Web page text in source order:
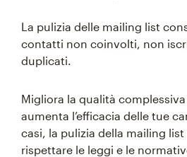
La pulizia delle mailing list
contatti non coinvolti, non
duplicati.
Migliora la qualità
aumenta l’efficacia delle tue
casi, la pulizia della mailing
rispettare le leggi e le